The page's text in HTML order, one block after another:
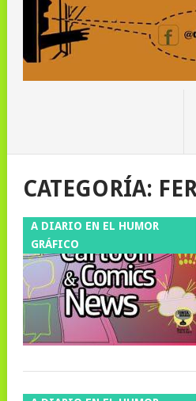
CATEGORÍA:
A DIARIO EN EL HUMOR
GRÁFICO